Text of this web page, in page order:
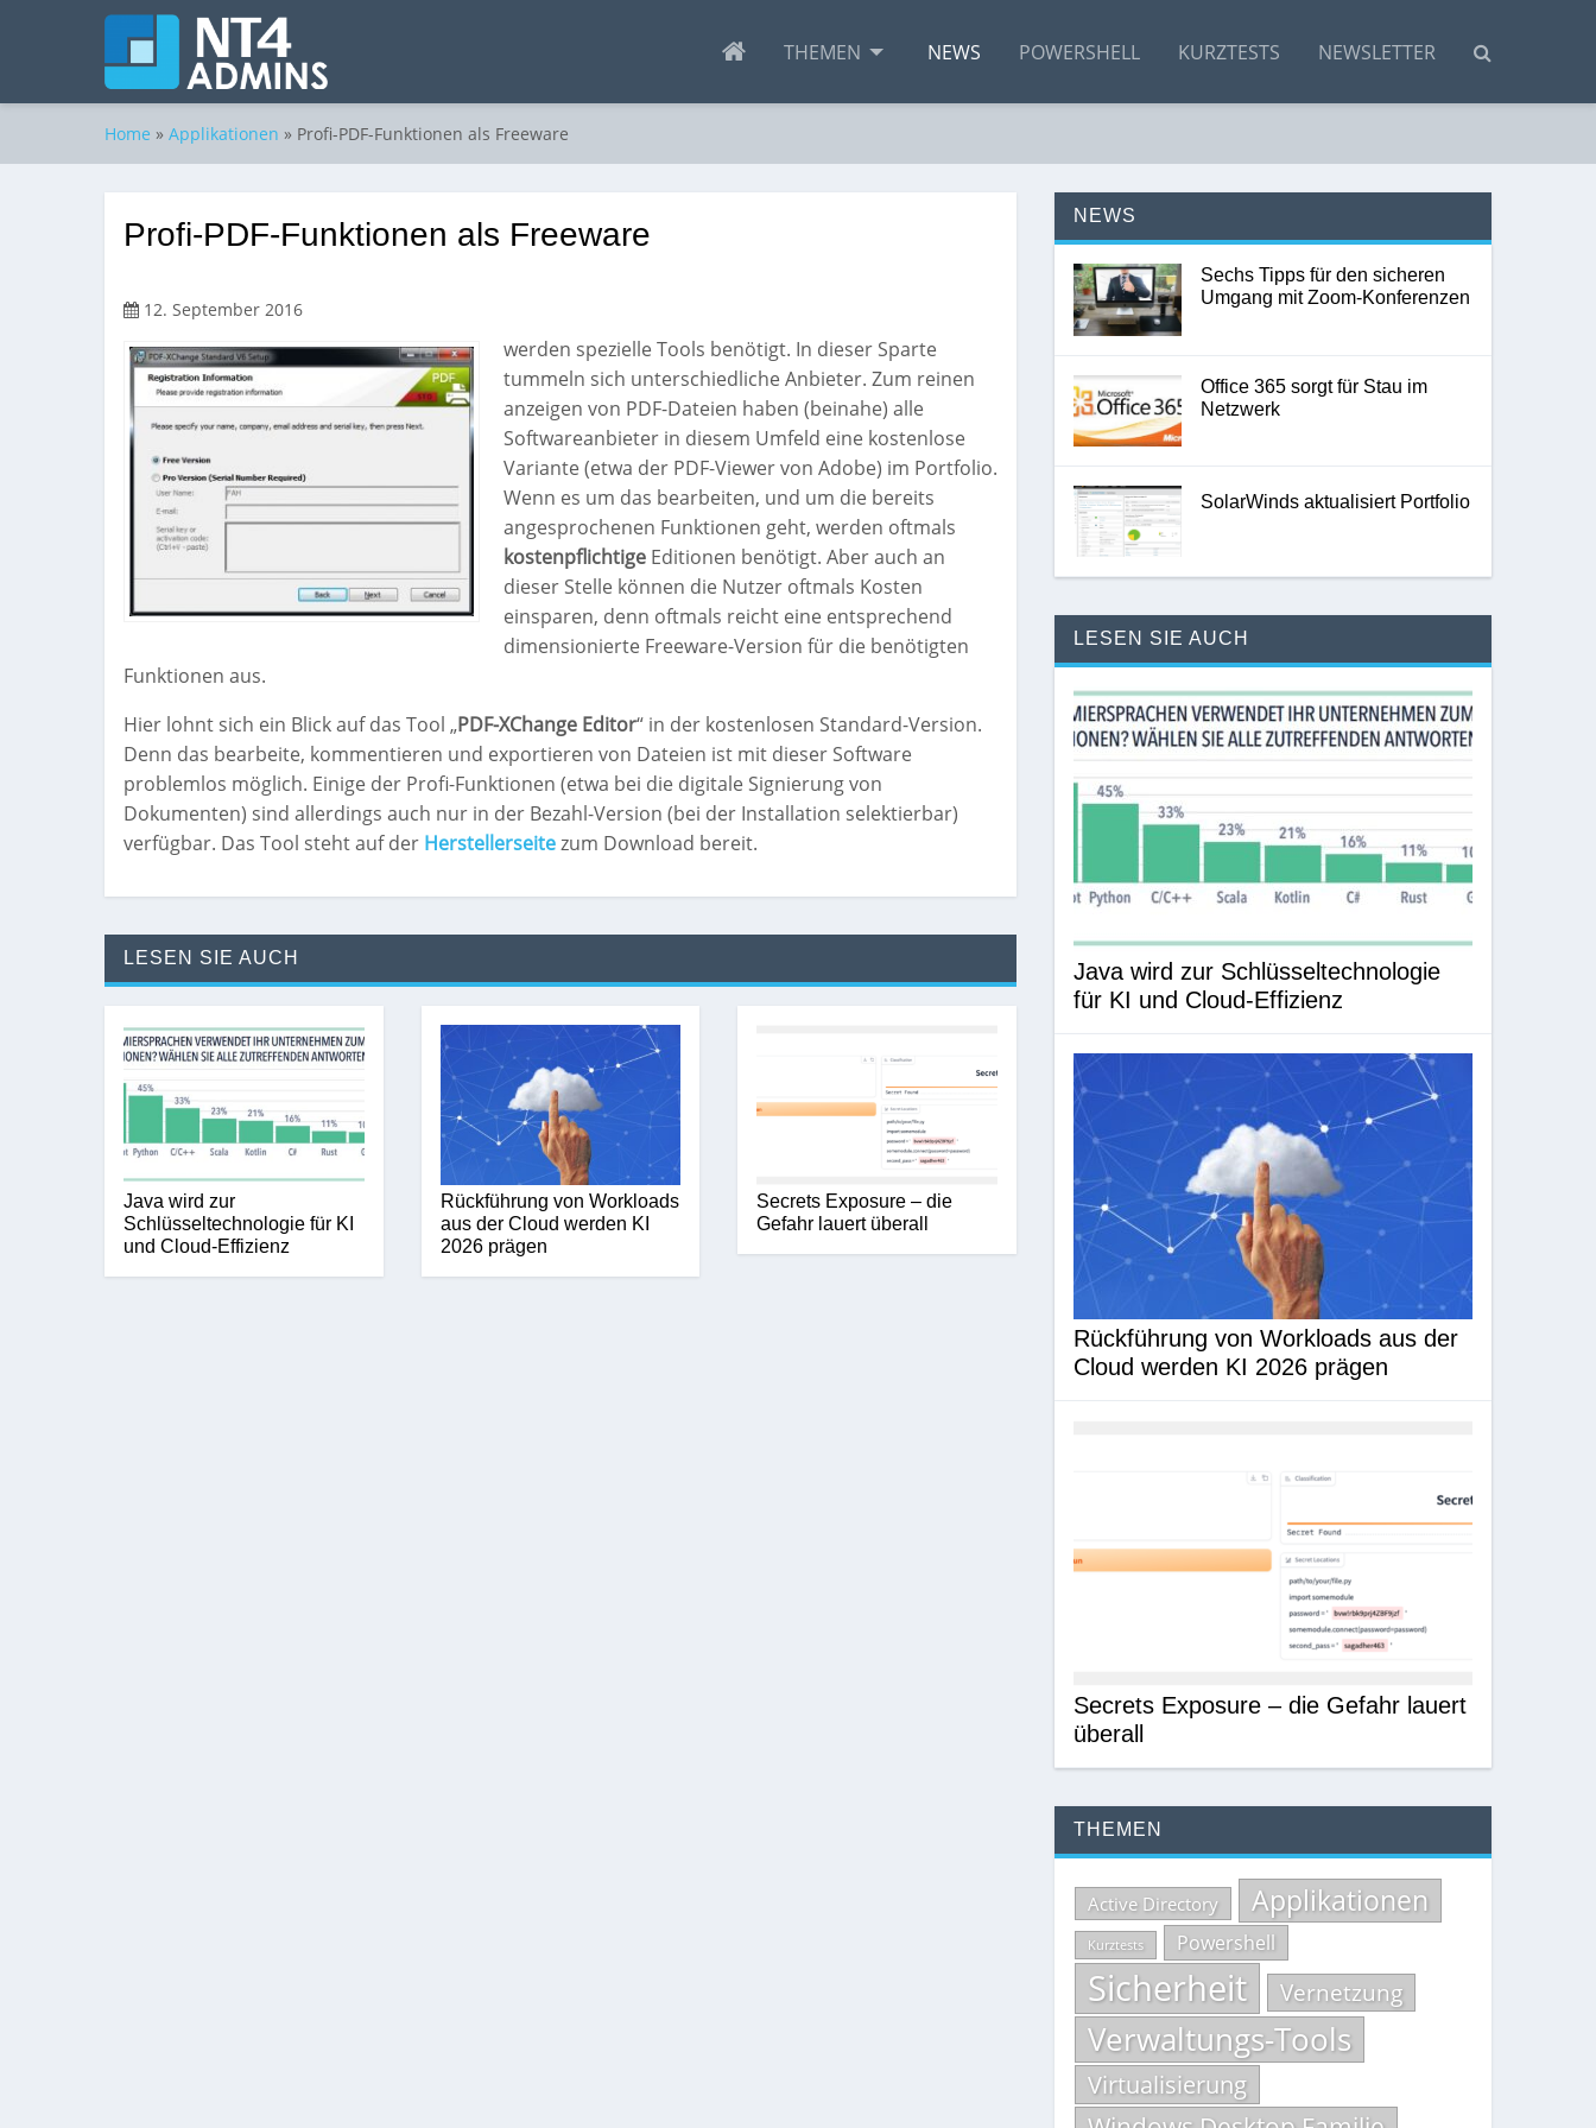
THEMEN NEWS POWERSHELL KURZTESTS NEWSLETTER
Home » Applikationen » Profi-PDF-Funktionen als Freeware
Profi-PDF-Funktionen als Freeware
12. September 2016
werden spezielle Tools benötigt. In dieser Sparte
tummeln sich unterschiedliche Anbieter. Zum reinen
anzeigen von PDF-Dateien haben (beinahe) alle
Softwareanbieter in diesem Umfeld eine kostenlose
Variante (etwa der PDF-Viewer von Adobe) im Portfolio.
Wenn es um das bearbeiten, und um die bereits
angesprochenen Funktionen geht, werden oftmals
kostenpflichtige Editionen benötigt. Aber auch an
dieser Stelle können die Nutzer oftmals Kosten
einsparen, denn oftmals reicht eine entsprechend
dimensionierte Freeware-Version für die benötigten
Funktionen aus.
Hier lohnt sich ein Blick auf das Tool „PDF-XChange Editor“ in der kostenlosen Standard-Version.
Denn das bearbeite, kommentieren und exportieren von Dateien ist mit dieser Software
problemlos möglich. Einige der Profi-Funktionen (etwa bei die digitale Signierung von
Dokumenten) sind allerdings auch nur in der Bezahl-Version (bei der Installation selektierbar)
verfügbar. Das Tool steht auf der Herstellerseitezum Download bereit.
LESEN SIE AUCH
Java wird zur
Schlüsseltechnologie für KI
und Cloud-Effizienz
Rückführung von Workloads
aus der Cloud werden KI
2026 prägen
Secrets Exposure – die
Gefahr lauert überall
NEWS
Sechs Tipps für den sicheren
Umgang mit Zoom-Konferenzen
Office 365 sorgt für Stau im
Netzwerk
SolarWinds aktualisiert Portfolio
LESEN SIE AUCH
Java wird zur Schlüsseltechnologie
für KI und Cloud-Effizienz
Rückführung von Workloads aus der
Cloud werden KI 2026 prägen
Secrets Exposure – die Gefahr lauert
überall
THEMEN
Active Directory Applikationen
Kurztests Powershell
Sicherheit Vernetzung
Verwaltungs-Tools
Virtualisierung